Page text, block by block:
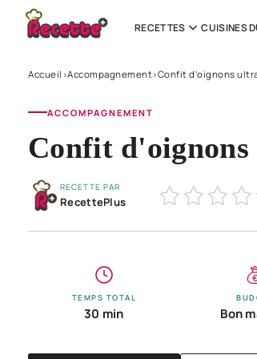
RECETTES CUISINES
Accueil ›Accompagnement›Confit d'oignons
ACCOMPAGNEMENT
Confit
RECETTE PAR
RecettePlus
TEMPS TOTAL
30 min Bon